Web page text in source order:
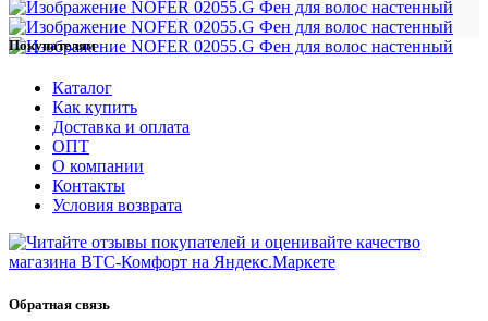
Покупателям
Каталог
Как купить
Доставка и оплата
ОПТ
О компании
Контакты
Условия возврата
Обратная связь